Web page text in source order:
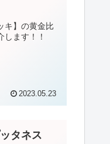
キ】の黄金比
ます！！
2023.05.23
タネス